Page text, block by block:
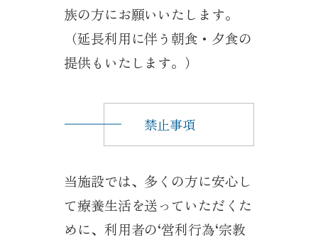
族の方にお願いいたします。
（延長利用に伴う朝食・夕食の
提供もいたします。）
禁止事項
当施設では、多くの方に安心し
て療養生活を送っていただくた
めに、利用者の‘営利行為‘宗教